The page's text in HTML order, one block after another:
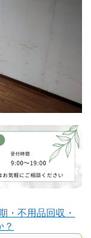
・不用品回収・